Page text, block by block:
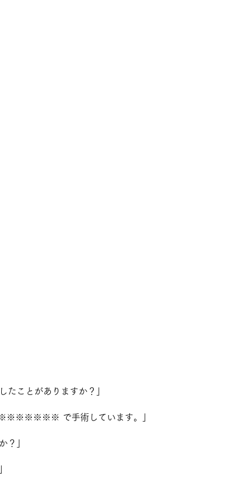
たことがありますか？」
※※※※※※※ で手術しています。」
？」